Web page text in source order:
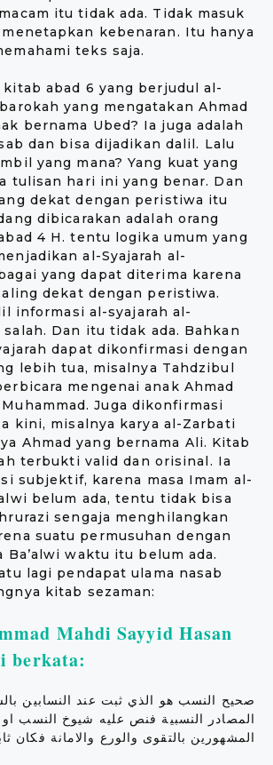
itu tidak ada. Tidak masuk
kebenaran. Itu hanya
teks saja.
kitab abad 6 yang berjudul al-
yang mengatakan Ahmad
bernama Ubed? Ia juga adalah
dan bisa dijadikan dalil. Lalu
yang mana? Yang kuat yang
tulisan hari ini yang benar. Dan
dekat dengan peristiwa itu
dibicarakan adalah orang
4 H. tentu logika umum yang
al-Syajarah al-
yang dapat diterima karena
dekat dengan peristiwa.
informasi al-syajarah al-
Dan itu tidak ada. Bahkan
dapat dikonfirmasi dengan
lebih tua, misalnya Tahdzibul
mengenai anak Ahmad
Juga dikonfirmasi
kini, misalnya karya al-Zarbati
Ahmad yang bernama Ali. Kitab
terbukti valid dan orisinal. Ia
subjektif, karena masa Imam al-
belum ada, tentu tidak bisa
sengaja menghilangkan
suatu permusuhan dengan
Ba’alwi waktu itu belum ada.
lagi pendapat ulama nasab
kitab sezaman:
Mahdi Sayyid Hasan
berkata:
صحيح النسب هو الذي ثبت عند النسابين
المصادر النسبية فنص عليه شيوخ النسب او
المشهورين بالتقوى والورع والامانة فكان